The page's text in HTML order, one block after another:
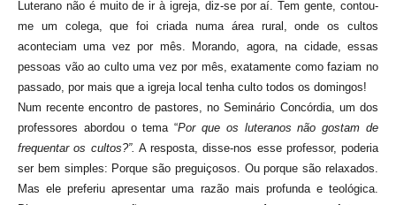
Luterano não é muito de ir à igreja, diz-se por aí. Tem gente, contou-
me um colega, que foi criada numa área rural, onde os cultos
aconteciam uma vez por mês. Morando, agora, na cidade, essas
pessoas vão ao culto uma vez por mês, exatamente como faziam no
passado, por mais que a igreja local tenha culto todos os domingos!
Num recente encontro de pastores, no Seminário Concórdia, um dos
professores abordou o tema “Por que os luteranos não gostam de
frequentar os cultos?”. A resposta, disse-nos esse professor, poderia
ser bem simples: Porque são preguiçosos. Ou porque são relaxados.
Mas ele preferiu apresentar uma razão mais profunda e teológica.